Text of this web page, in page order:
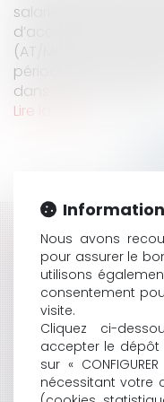
salarié, mais pas
d’accident du
(AT/MP), le contrat
période, le
dans deux cas
Lire la suite
HISTORIQUE
LA PRESCRIPTION
SOLDE DU
MALADIE :
ANTÉRIEURS À LA
BAIL RURAL :
DÉCÈS DU PRENEUR
CONCURRENCE
Nous avons
pour assurer le
utilisons
consentement
visite.
Cliquez ci-
accepter le dépôt
sur «
nécessitant votre